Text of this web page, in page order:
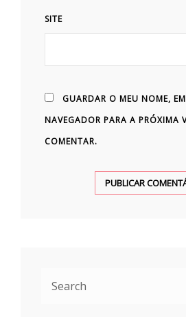
SITE
GUARDAR O MEU NOME,
NAVEGADOR PARA A PRÓXIMA
COMENTAR.